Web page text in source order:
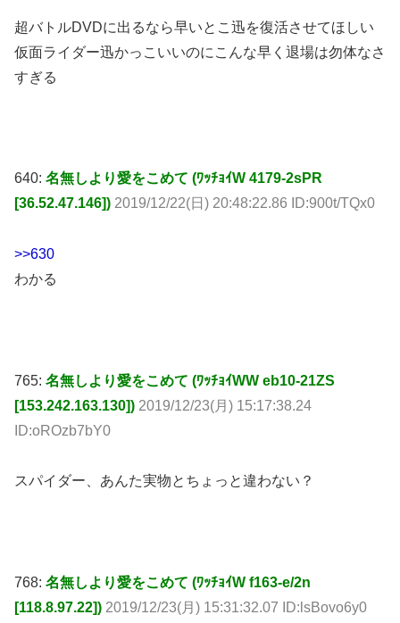
超バトルDVDに出るなら早いとこ迅を復活させてほしい
仮面ライダー迅かっこいいのにこんな早く退場は勿体なさ
すぎる
640: 名無しより愛をこめて (ﾜｯﾁｮｲW 4179-2sPR
[36.52.47.146]) 2019/12/22(日) 20:48:22.86 ID:900t/TQx0
>>630
わかる
765: 名無しより愛をこめて (ﾜｯﾁｮｲWW eb10-21ZS
[153.242.163.130]) 2019/12/23(月) 15:17:38.24
ID:oROzb7bY0
スパイダー、あんた実物とちょっと違わない？
768: 名無しより愛をこめて (ﾜｯﾁｮｲW f163-e/2n
[118.8.97.22]) 2019/12/23(月) 15:31:32.07 ID:lsBovo6y0